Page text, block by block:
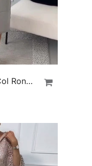
Robe Imprimée À Col Rond Et Manches Courtes